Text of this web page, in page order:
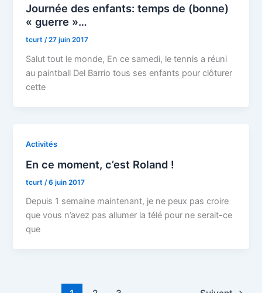
Journée des enfants: temps de (bonne)
« guerre »…
tcurt/27 juin 2017
Salut tout le monde, En ce samedi, le tennis a réuni
au paintball Del Barrio tous ses enfants pour clôturer
cette
Activités
En ce moment, c’est Roland !
tcurt /6 juin 2017
Depuis 1 semaine maintenant, je ne peux pas croire
que vous n’avez pas allumer la télé pour ne serait-ce
que